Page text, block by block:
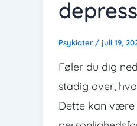
Psykiater / juli 19,
Føler du dig
stadig over,
Dette kan være